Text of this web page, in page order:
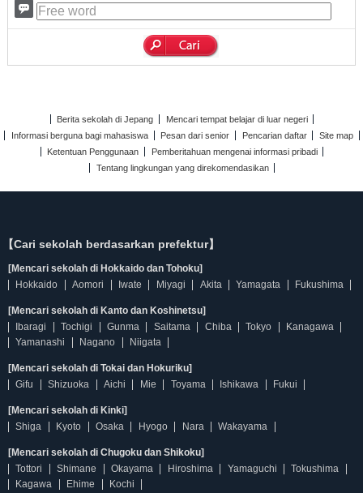
Berita sekolah di Jepang
Mencari tempat belajar di luar negeri
Informasi berguna bagi mahasiswa
Pesan dari senior Pencarian daftar
Site map
Ketentuan Penggunaan
Pemberitahuan mengenai informasi pribadi
Tentang lingkungan yang direkomendasikan
【Cari sekolah berdasarkan prefektur】
[Mencari sekolah di Hokkaido dan Tohoku]
Hokkaido
Aomori Iwate Miyagi Akita Yamagata Fukushima
[Mencari sekolah di Kanto dan Koshinetsu]
Ibaragi
Tochigi Gunma Saitama Chiba Tokyo
Kanagawa
Yamanashi
Nagano Niigata
[Mencari sekolah di Tokai dan Hokuriku]
Gifu
Shizuoka Aichi Mie Toyama Ishikawa Fukui
[Mencari sekolah di Kinki]
Shiga
Kyoto Osaka Hyogo Nara Wakayama
[Mencari sekolah di Chugoku dan Shikoku]
Tottori
Shimane Okayama Hiroshima Yamaguchi
Tokushima
Kagawa
Ehime Kochi